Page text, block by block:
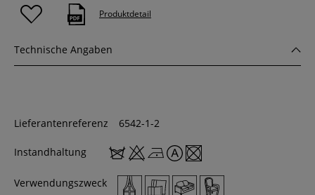
Produktdetail
Technische Angaben
Lieferantenreferenz 6542-1-2
Instandhaltung
Verwendungszweck